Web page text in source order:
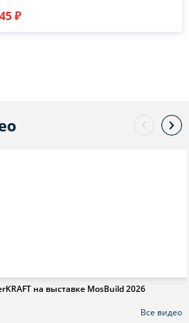
₽
на выставке MosBuild 2026
Все видео